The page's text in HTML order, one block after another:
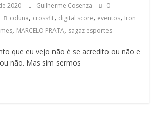
2020 Guilherme Cosenza
0
coluna, crossfit, digital score, eventos, Iron
, MARCELO PRATA, sagaz esportes
que eu vejo não é se acredito ou não e
não. Mas sim sermos